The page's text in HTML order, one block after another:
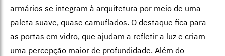
armários se integram à arquitetura por meio de uma
paleta suave, quase camuflados. O destaque fica para
as portas em vidro, que ajudam a refletir a luz e criam
uma percepção maior de profundidade. Além do